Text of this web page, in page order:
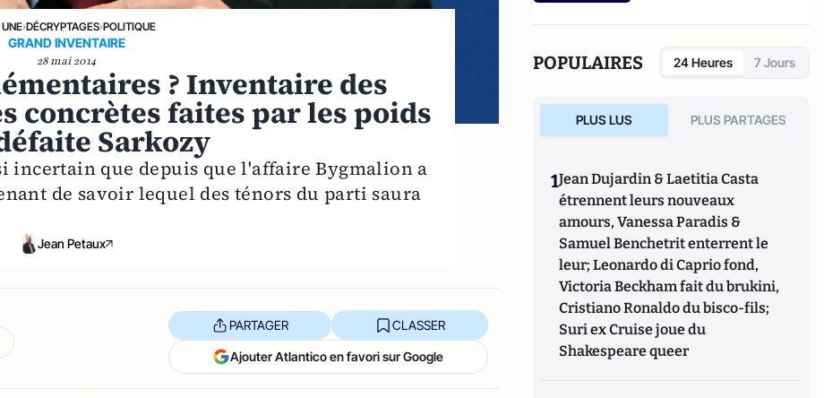
›DÉCRYPTAGES›POLITIQUE
GRAND INVENTAIRE
28 mai 2014
? Inventaire des
faites par les poids
Sarkozy
incertain que depuis que l'affaire Bygmalion a
de savoir lequel des ténors du parti saura
Jean Petaux
PARTAGER CLASSER
Ajouter Atlantico en favori sur Google
POPULAIRES 24 Heures 7 Jours
PLUS LUS PLUS PARTAGES
1Jean Dujardin & Laetitia Casta
étrennent leurs nouveaux
amours, Vanessa Paradis &
Samuel Benchetrit enterrent le
leur; Leonardo di Caprio fond,
Victoria Beckham fait du brukini,
Cristiano Ronaldo du bisco-fils;
Suri ex Cruise joue du
Shakespeare queer